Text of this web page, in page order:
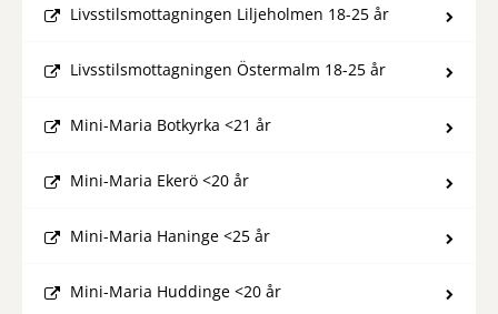
Livsstilsmottagningen Liljeholmen 18-25 år
Livsstilsmottagningen Östermalm 18-25 år
Mini-Maria Botkyrka <21 år
Mini-Maria Ekerö <20 år
Mini-Maria Haninge <25 år
Mini-Maria Huddinge <20 år